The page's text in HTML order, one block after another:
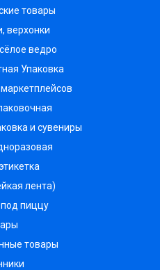
товары
верхонки
ведро
Упаковка
и сувениры
лента)
пиццу
товары